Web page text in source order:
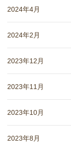
2024年4月
2024年2月
2023年12月
2023年11月
2023年10月
2023年8月